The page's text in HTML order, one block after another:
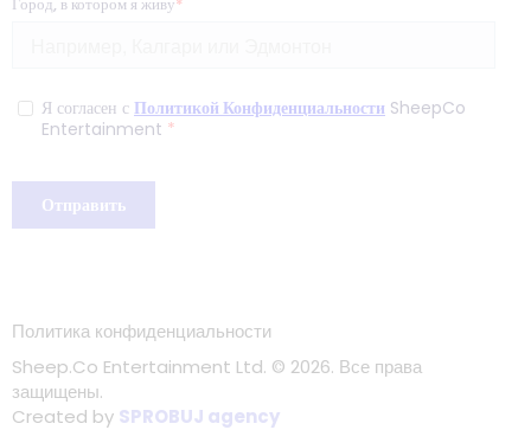
Политика конфиденциальности
Sheep.Co Entertainment Ltd. © 2026. Все права
защищены.
Created by SPROBUJ agency